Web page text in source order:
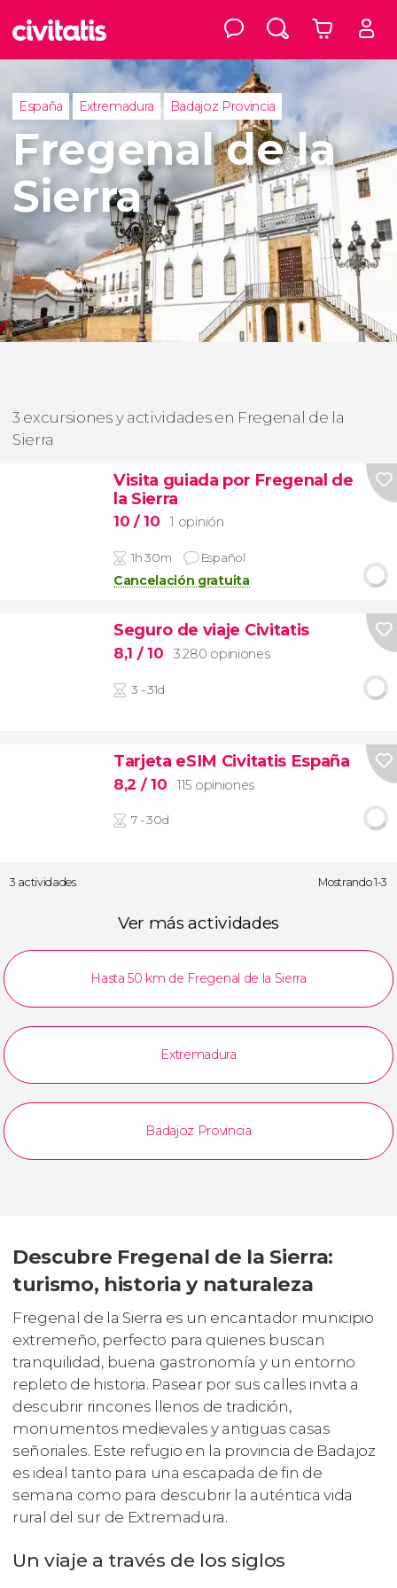
España Extremadura Badajoz Provincia
Fregenal de la
Sierra
3 excursiones y actividades en Fregenal de la
Sierra
Visita guiada por Fregenal de
la Sierra
10 / 10 1 opinión
1h 30m Español
Cancelación gratuita
Seguro de viaje Civitatis
8,1 / 10 3.280 opiniones
3 - 31d
Tarjeta eSIM Civitatis España
8,2 / 10 115 opiniones
7 - 30d
3 actividades Mostrando 1-3
Ver más actividades
Hasta 50 km de Fregenal de la Sierra
Extremadura
Badajoz Provincia
Descubre Fregenal de la Sierra:
turismo, historia y naturaleza
Fregenal de la Sierra es un encantador municipio
extremeño, perfecto para quienes buscan
tranquilidad, buena gastronomía y un entorno
repleto de historia. Pasear por sus calles invita a
descubrir rincones llenos de tradición,
monumentos medievales y antiguas casas
señoriales. Este refugio en la provincia de Badajoz
es ideal tanto para una escapada de fin de
semana como para descubrir la auténtica vida
rural del sur de Extremadura.
Un viaje a través de los siglos